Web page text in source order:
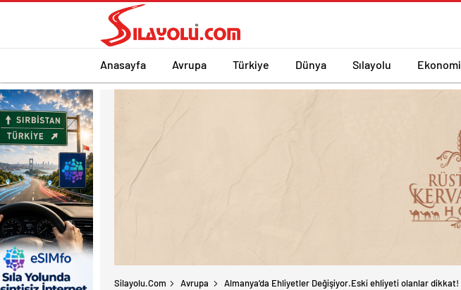
Anasayfa Avrupa Türkiye Dünya Sılayolu Ekonomi
Silayolu.com Avrupa Almanya’da Ehliyetler Değişiyor.Eski ehliyeti olanlar dikkat!